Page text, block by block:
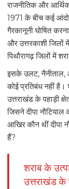
राजनीतिक और
1971 के बीच कई
गैरकानूनी घोषित
और उत्तरकाशी जिलों
पिथौरागढ़ जिलों में
इसके उलट, नैनीताल,
कोई प्रतिबंध नहीं
उत्तराखंड के पहाड़ी
जिसने दीपा नौटियाल
आखिर कौन थीं दीपा
हैं?
शराब के
उत्तराखंड के